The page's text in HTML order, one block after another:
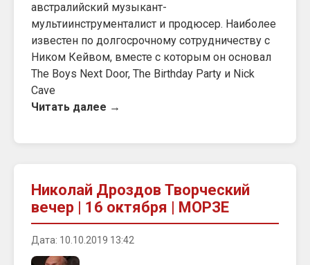
австралийский музыкант-
мультиинструменталист и продюсер. Наиболее
известен по долгосрочному сотрудничеству с
Ником Кейвом, вместе с которым он основал
The Boys Next Door, The Birthday Party и Nick
Cave
Читать далее →
Николай Дроздов Творческий
вечер | 16 октября | МОРЗЕ
Дата: 10.10.2019 13:42